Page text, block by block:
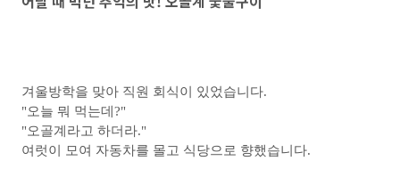
겨울방학을 맞아 직원 회식이 있었습니다.
"오늘 뭐 먹는데?"
"오골계라고 하더라."
여럿이 모여 자동차를 몰고 식당으로 향했습니다.